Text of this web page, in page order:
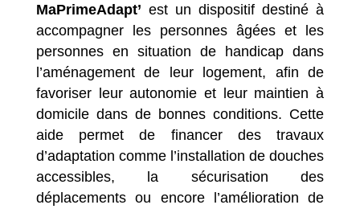
MaPrimeAdapt’ est un dispositif destiné à
accompagner les personnes âgées et les
personnes en situation de handicap dans
l’aménagement de leur logement, afin de
favoriser leur autonomie et leur maintien à
domicile dans de bonnes conditions. Cette
aide permet de financer des travaux
d’adaptation comme l’installation de douches
accessibles, la sécurisation des
déplacements ou encore l’amélioration de